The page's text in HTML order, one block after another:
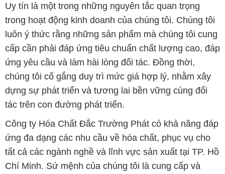
Uy tín là một trong những nguyên tắc quan trọng
trong hoạt động kinh doanh của chúng tôi. Chúng tôi
luôn ý thức rằng những sản phẩm mà chúng tôi cung
cấp cần phải đáp ứng tiêu chuẩn chất lượng cao, đáp
ứng yêu cầu và làm hài lòng đối tác. Đồng thời,
chúng tôi cố gắng duy trì mức giá hợp lý, nhằm xây
dựng sự phát triển và tương lai bền vững cùng đối
tác trên con đường phát triển.
Công ty Hóa Chất Đắc Trường Phát có khả năng đáp
ứng đa dạng các nhu cầu về hóa chất, phục vụ cho
tất cả các ngành nghề và lĩnh vực sản xuất tại TP. Hồ
Chí Minh. Sứ mệnh của chúng tôi là cung cấp và